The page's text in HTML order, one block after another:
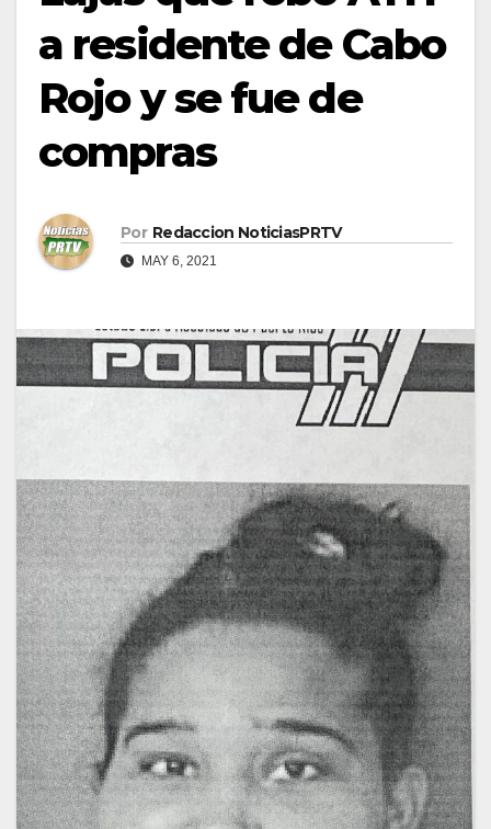
a residente de Cabo
Rojo y se fue de
compras
Por Redaccion NoticiasPRTV
MAY 6, 2021